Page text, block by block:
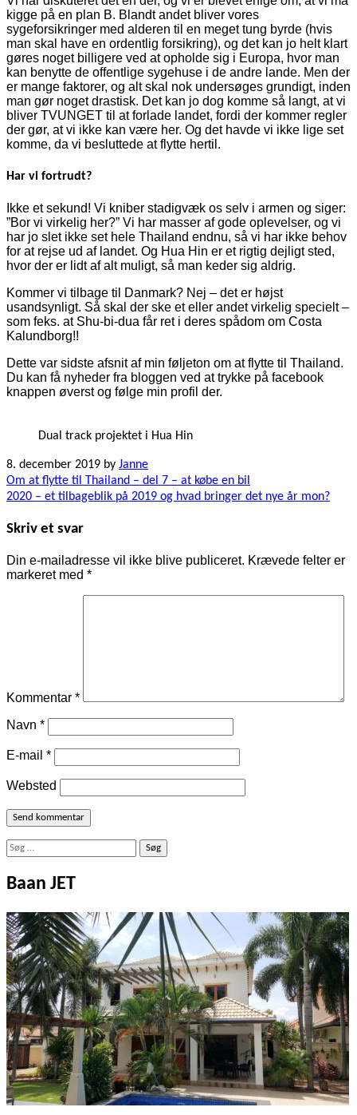
kigge på en plan B. Blandt andet bliver vores
sygeforsikringer med alderen til en meget tung byrde (hvis
man skal have en ordentlig forsikring), og det kan jo helt klart
gøres noget billigere ved at opholde sig i Europa, hvor man
kan benytte de offentlige sygehuse i de andre lande. Men der
er mange faktorer, og alt skal nok undersøges grundigt, inden
man gør noget drastisk. Det kan jo dog komme så langt, at vi
bliver TVUNGET til at forlade landet, fordi der kommer regler
der gør, at vi ikke kan være her. Og det havde vi ikke lige set
komme, da vi besluttede at flytte hertil.
Har vi fortrudt?
Ikke et sekund! Vi kniber stadigvæk os selv i armen og siger:
”Bor vi virkelig her?” Vi har masser af gode oplevelser, og vi
har jo slet ikke set hele Thailand endnu, så vi har ikke behov
for at rejse ud af landet. Og Hua Hin er et rigtig dejligt sted,
hvor der er lidt af alt muligt, så man keder sig aldrig.
Kommer vi tilbage til Danmark? Nej – det er højst
usandsynligt. Så skal der ske et eller andet virkelig specielt –
som feks. at Shu-bi-dua får ret i deres spådom om Costa
Kalundborg!!
Dette var sidste afsnit af min føljeton om at flytte til Thailand.
Du kan få nyheder fra bloggen ved at trykke på facebook
knappen øverst og følge min profil der.
Dual track projektet i Hua Hin
8. december 2019 by Janne
Indlægsnavigation
Om at flytte til Thailand – del 7 – at købe en bil
2020 – et tilbageblik på 2019 og hvad bringer det nye år mon?
Skriv et svar
Din e-mailadresse vil ikke blive publiceret. Krævede felter er
markeret med *
Kommentar *
Navn *
E-mail *
Websted
Søg
Baan JET